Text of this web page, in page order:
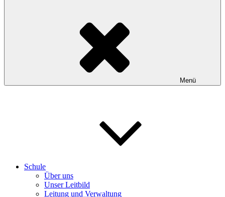
Menü
Schule
Über uns
Unser Leitbild
Leitung und Verwaltung